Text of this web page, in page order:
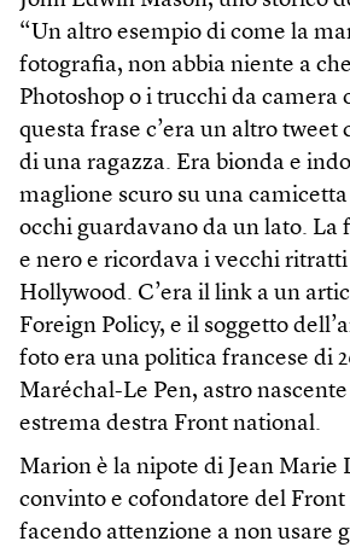
“Un altro esempio di come la
fotografia, non abbia niente a
Photoshop o i trucchi da camera
questa frase c’era un altro tweet
di una ragazza. Era bionda e
maglione scuro su una
occhi guardavano da un lato. La
e nero e ricordava i vecchi
Hollywood. C’era il link a un
Foreign Policy, e il soggetto
foto era una politica francese di
Maréchal-Le Pen, astro
estrema destra Front national.
Marion è la nipote di Jean Marie
convinto e cofondatore del
facendo attenzione a non usare